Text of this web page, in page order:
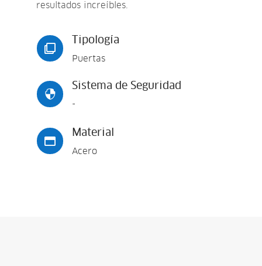
resultados increíbles.

Tipología
Puertas

Sistema de Seguridad
-

Material
Acero